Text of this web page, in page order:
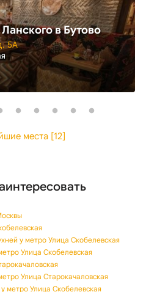
в Бутово
5А
места [12]
у метро Улица Скобелевская
Улица Скобелевская
Улица Старокачаловская
метро Улица Скобелевская